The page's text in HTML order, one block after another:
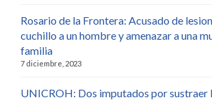
Rosario de la Frontera: Acusado de
cuchillo a un hombre y amenazar a una
familia
7 diciembre, 2023
UNICROH: Dos imputados por sustraer